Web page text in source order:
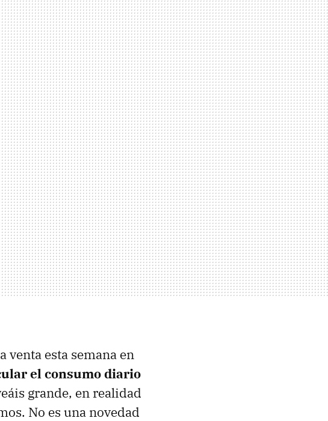
venta esta semana en
el consumo diario
grande, en realidad
No es una novedad